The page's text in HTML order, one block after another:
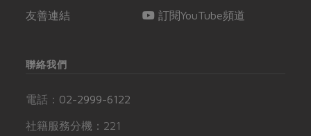
友善連結
訂閱YouTube頻道
聯絡我們
電話： 02-2999-6122
社籍服務分機：221